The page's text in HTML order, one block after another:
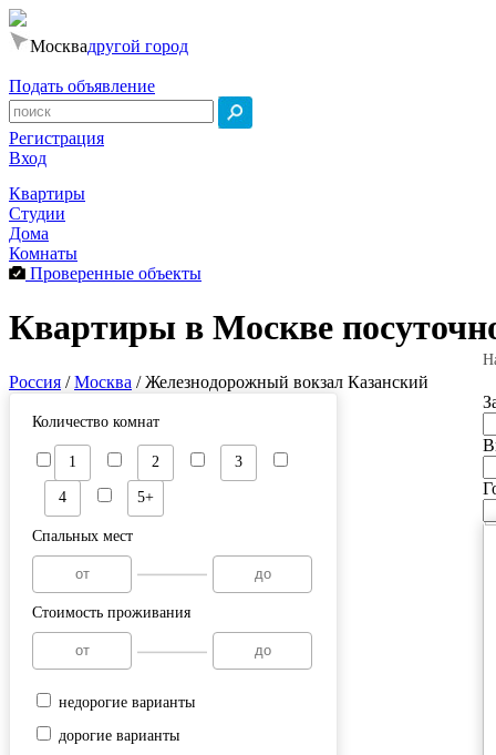
Москвадругой город
Подать объявление
Регистрация
Вход
Квартиры
Студии
Дома
Комнаты
Проверенные объекты
Квартиры в Москве
Россия /Москва /Железнодорожный вокзал Казанский
Количество комнат
1 2 3
4 5+
Спальных мест
Стоимость проживания
недорогие варианты
дорогие варианты